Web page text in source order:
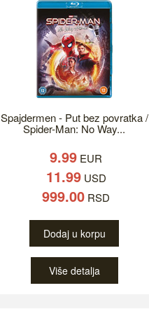
Spajdermen - Put bez povratka /
Spider-Man: No Way...
9.99 EUR
11.99USD
999.00 RSD
Dodaj u korpu
Više detalja